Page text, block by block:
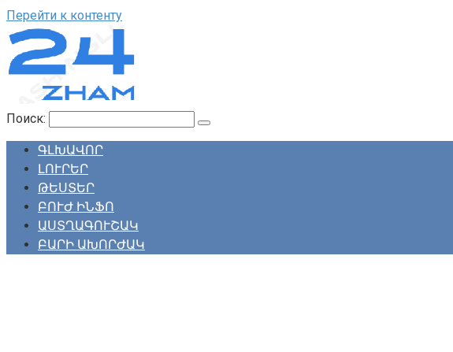
Перейти к контенту
Поиск:
ԳԼԽԱՎՈՐ
ԼՈՒՐԵՐ
ԹԵՍՏԵՐ
ԲՈՒԺ ԻՆՖՈ
ԱՍՏՂԱԳՈՒՇԱԿ
ԲԱՐԻ ԱԽՈՐԺԱԿ